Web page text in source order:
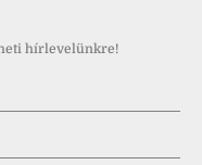
hírlevelünkre!